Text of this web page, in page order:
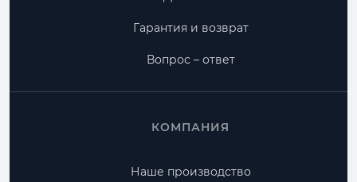
Гарантия и возврат
Вопрос – ответ
КОМПАНИЯ
Наше производство